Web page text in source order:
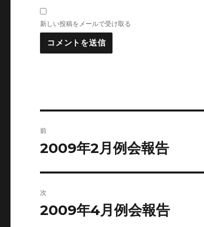
新しい投稿をメールで受け取る
稿
ゲ
前
前
投
稿:
2009年2月例会報告
次
次
2009年4月例会報告